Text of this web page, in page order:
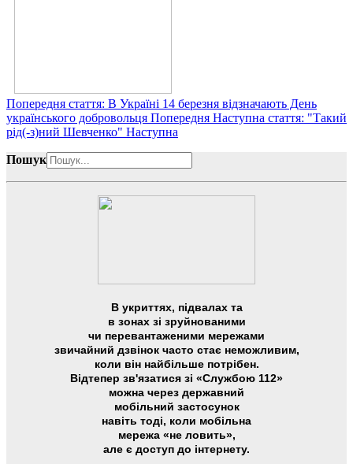
Попередня стаття: В Україні 14 березня відзначають День
українського добровольця Попередня Наступна стаття: "Такий
рід(-з)ний Шевченко" Наступна
Пошук
В укриттях, підвалах та
в зонах зі зруйнованими
чи перевантаженими мережами
звичайний дзвінок часто стає неможливим,
коли він найбільше потрібен.
Відтепер зв'язатися зі «Службою 112»
можна через державний
мобільний застосунок
навіть тоді, коли мобільна
мережа «не ловить»,
але є доступ до інтернету.